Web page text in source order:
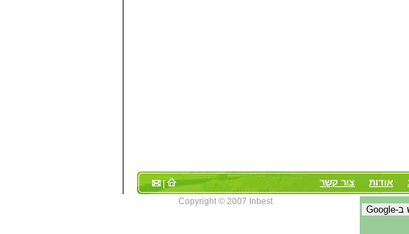
אודות צור קשר |
Copyright © 2007 Inbest